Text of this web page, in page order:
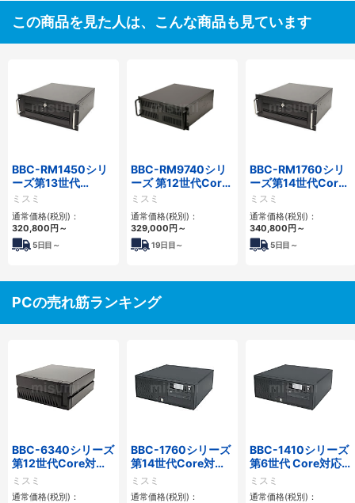
この商品を見た人は、こんな商品も見ています
BBC-RM1450シリ
ーズ第13世代
Core・12世代
Celeron対応ラック
マウント4PCIe
ミスミ
通常価格(税別)：
320,800円～
5日目～
BBC-RM9740シリ
ーズ 第12世代Core
対応ラックマウント
FAPC4PCI・3PCIe
ミスミ
通常価格(税別)：
329,000円～
19日目～
BBC-RM1760シリ
ーズ第14世代Core
対応ラックマウント
3PCIe
ミスミ
通常価格(税別)：
340,800円～
5日目～
PCの売れ筋ランキング
BBC-6340シリーズ
第12世代Core対応
小型フロアマウント
PC2PCI/2PCIe
ミスミ
通常価格(税別)：
BBC-1760シリーズ
第14世代Core対応
小型フロアマウント
3PCIe
ミスミ
通常価格(税別)：
BBC-1410シリーズ
第6世代 Core対応フ
ロアマウントFAPC
3PCI・3PCIe
ミスミ
通常価格(税別)：